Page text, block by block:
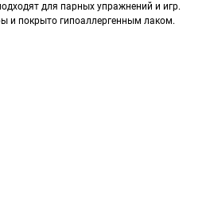
для парных упражнений и игр.
и покрыто гипоаллергенным лаком.